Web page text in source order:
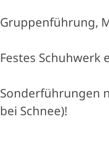
Gruppenführung,
Festes
Sonderführungen
bei Schnee)!